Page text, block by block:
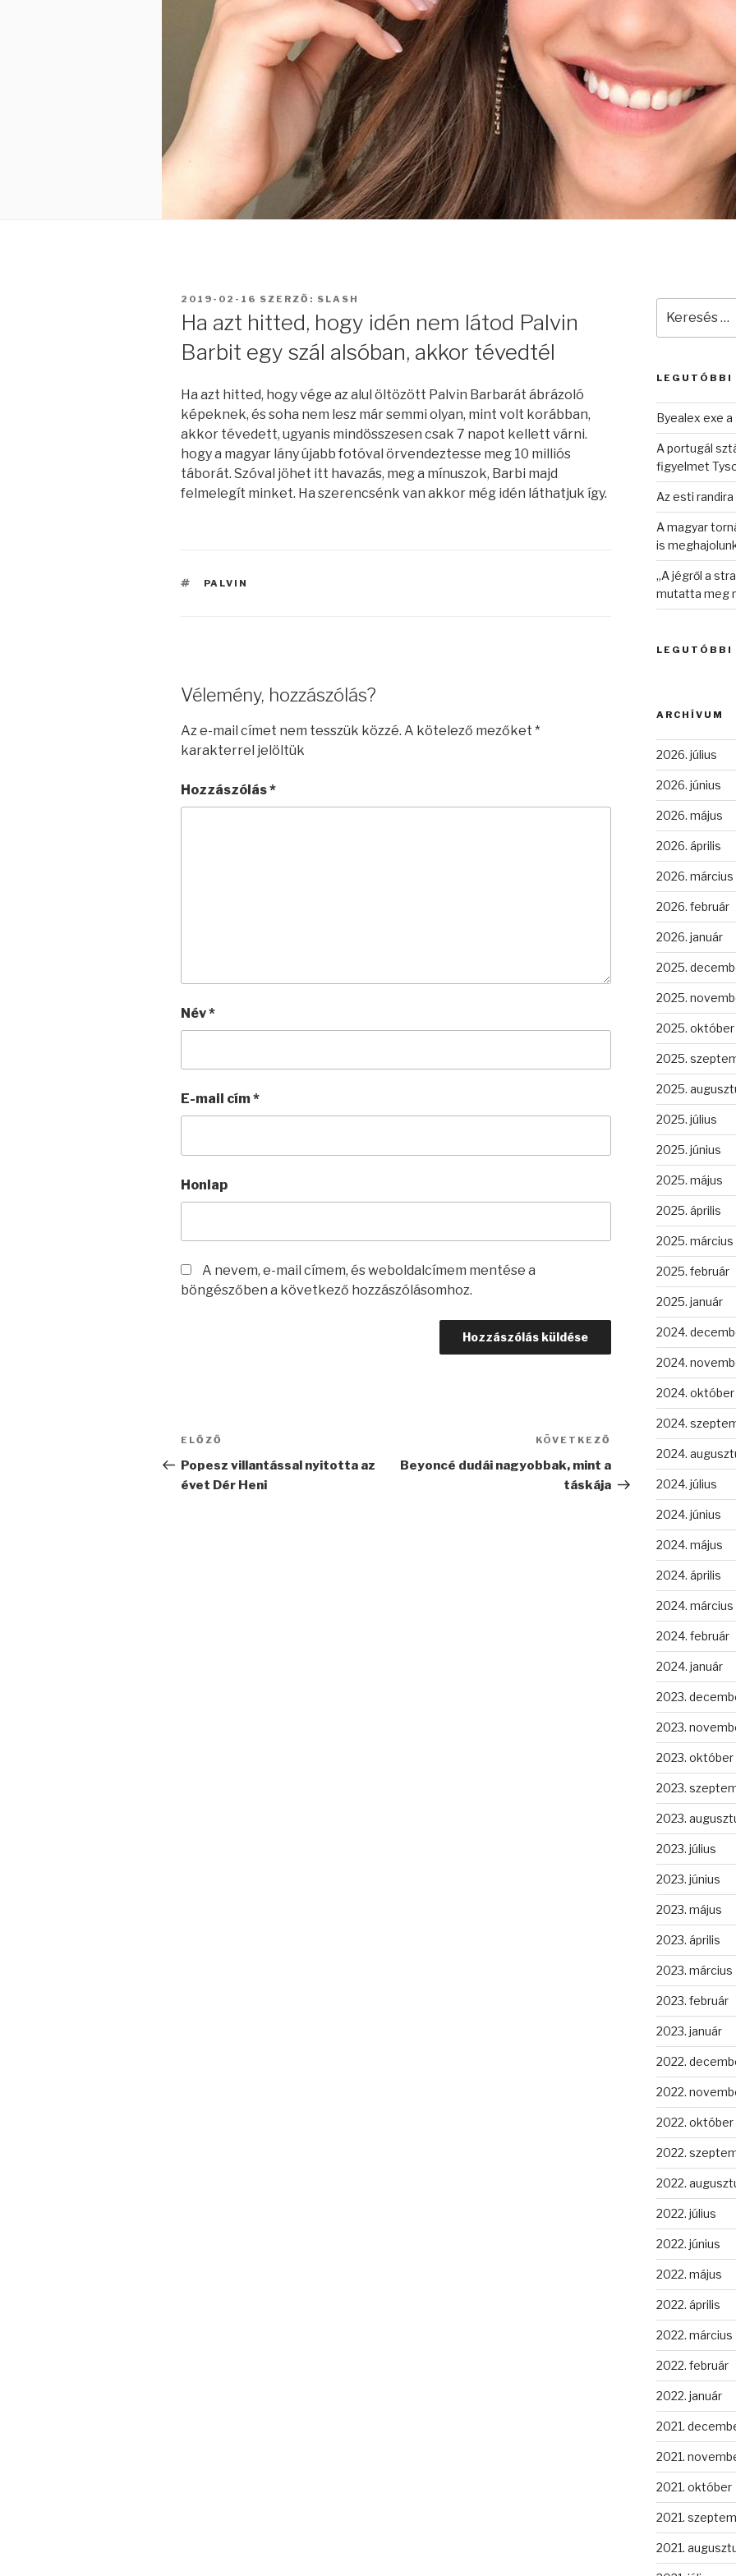
BEKÜLDVE:
2019-02-16 SZERZŐ: SLASH
Ha azt hitted, hogy idén nem látod Palvin
Barbit egy szál alsóban, akkor tévedtél
Ha azt hitted, hogy vége az alul öltözött Palvin Barbarát ábrázoló
képeknek, és soha nem lesz már semmi olyan, mint volt korábban,
akkor tévedett, ugyanis mindösszesen csak 7 napot kellett várni.
hogy a magyar lány újabb fotóval örvendeztesse meg 10 milliós
táborát. Szóval jöhet itt havazás, meg a mínuszok, Barbi majd
felmelegít minket. Ha szerencsénk van akkor még idén láthatjuk így.
CÍMKÉK
PALVIN
Vélemény, hozzászólás?
Az e-mail címet nem tesszük közzé. A kötelező mezőket *
karakterrel jelöltük
Hozzászólás*
Név*
E-mail cím*
Honlap
A nevem, e-mail címem, és weboldalcímem mentése a
böngészőben a következő hozzászólásomhoz.
Bejegyzés
navigáció
Korábbi
bejegyzés
ELŐZŐ
Popesz villantással nyitotta az
évet Dér Heni
Következő
bejegyzés
KÖVETKEZŐ
Beyoncé dudái nagyobbak, mint a
táskája
következő
LEGUTÓBBI
Byealex exe
A portugál
figyelmet
Az esti
A magyar
is
„A jégről a
mutatta meg
LEGUTÓBBI
ARCHÍVUM
2026. július
2026. június
2026. május
2026. április
2026. március
2026. február
2026. január
2025.
2025.
2025. október
2025.
2025.
2025. július
2025. június
2025. május
2025. április
2025. március
2025. február
2025. január
2024.
2024.
2024. október
2024.
2024.
2024. július
2024. június
2024. május
2024. április
2024. március
2024. február
2024. január
2023.
2023.
2023. október
2023.
2023.
2023. július
2023. június
2023. május
2023. április
2023. március
2023. február
2023. január
2022.
2022.
2022. október
2022.
2022.
2022. július
2022. június
2022. május
2022. április
2022. március
2022. február
2022. január
2021.
2021.
2021. október
2021.
2021.